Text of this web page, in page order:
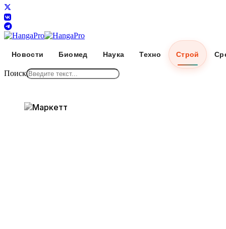
Новости Биомед Наука Техно Строй
Поиск